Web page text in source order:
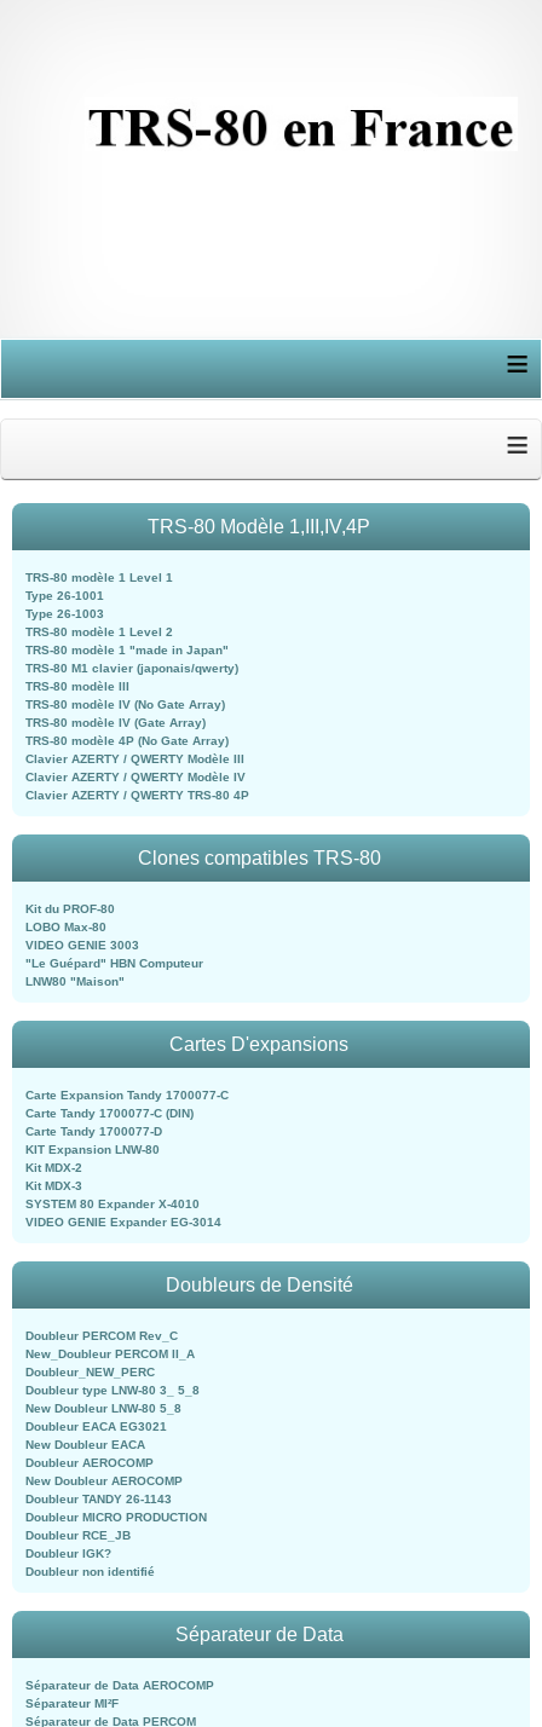
≡
≡
TRS-80 Modèle 1,III,IV,4P
TRS-80 modèle 1 Level 1
Type 26-1001
Type 26-1003
TRS-80 modèle 1 Level 2
TRS-80 modèle 1 "made in Japan"
TRS-80 M1 clavier (japonais/qwerty)
TRS-80 modèle III
TRS-80 modèle IV (No Gate Array)
TRS-80 modèle IV (Gate Array)
TRS-80 modèle 4P (No Gate Array)
Clavier AZERTY / QWERTY Modèle III
Clavier AZERTY / QWERTY Modèle IV
Clavier AZERTY / QWERTY TRS-80 4P
Clones compatibles TRS-80
Kit du PROF-80
LOBO Max-80
VIDEO GENIE 3003
"Le Guépard" HBN Computeur
LNW80 "Maison"
Cartes D'expansions
Carte Expansion Tandy 1700077-C
Carte Tandy 1700077-C (DIN)
Carte Tandy 1700077-D
KIT Expansion LNW-80
Kit MDX-2
Kit MDX-3
SYSTEM 80 Expander X-4010
VIDEO GENIE Expander EG-3014
Doubleurs de Densité
Doubleur PERCOM Rev_C
New_Doubleur PERCOM II_A
Doubleur_NEW_PERC
Doubleur type LNW-80 3_ 5_8
New Doubleur LNW-80 5_8
Doubleur EACA EG3021
New Doubleur EACA
Doubleur AEROCOMP
New Doubleur AEROCOMP
Doubleur TANDY 26-1143
Doubleur MICRO PRODUCTION
Doubleur RCE_JB
Doubleur IGK?
Doubleur non identifié
Séparateur de Data
Séparateur de Data AEROCOMP
Séparateur MI²F
Séparateur de Data PERCOM